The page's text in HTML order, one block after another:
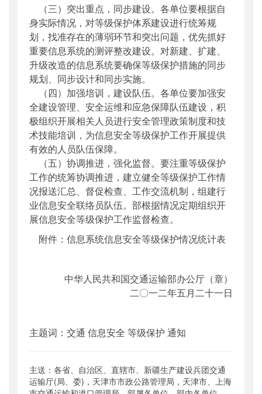
（三）突出重点，同步建设。各单位要根据自
身实际情况，对等级保护体系建设进行统筹规
划，找准存在的薄弱环节和突出问题，优先抓好
重要信息系统的测评整改建设。对新建、扩建、
升级改造的信息系统要确保等级保护措施的同步
规划、同步设计和同步实施。
（四）加强培训，建设队伍。各单位要加强安
全建设管理、安全运维和应急保障队伍建设，积
极组织开展相关人员进行安全管理政策制度和技
术技能培训，为信息安全等级保护工作开展提供
有效的人员队伍保障。
（五）协调推进，强化监督。要注重等级保护
工作的统筹协调推进，建立健全等级保护工作情
况报送汇总、督促检查、工作交流机制，组建行
业信息安全联络员队伍。部根据情况定期组织开
展信息安全等级保护工作监督检查。
附件：信息系统信息安全等级保护情况统计表
中华人民共和国交通运输部办公厅（章）
二〇一二年五月二十一日
主题词：交通 信息安全 等级保护 通知
主送：各省、自治区、直辖市、新疆生产建设兵团交通
运输厅(局、委)，天津市市政公路管理局，天津市、上海